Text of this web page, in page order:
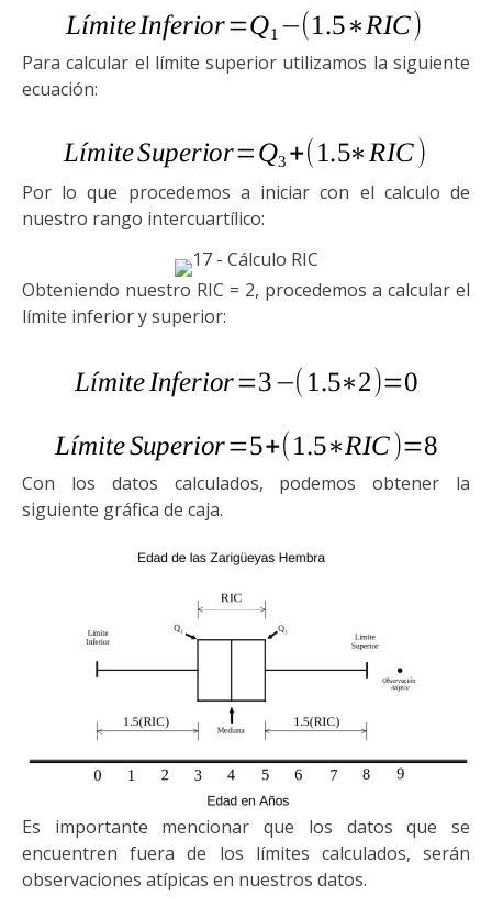
Para calcular el límite superior utilizamos la siguiente
ecuación:
Por lo que procedemos a iniciar con el calculo de
nuestro rango intercuartílico:
Obteniendo nuestro RIC = 2, procedemos a calcular el
límite inferior y superior:
Con los datos calculados, podemos obtener la
siguiente gráfica de caja.
Es importante mencionar que los datos que se
encuentren fuera de los límites calculados, serán
observaciones atípicas en nuestros datos.